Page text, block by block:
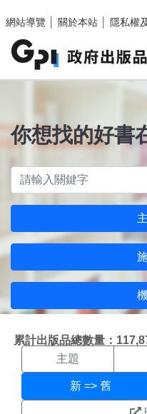
網站導覽
關於本站 隱私權
你想找的好書
累計出版品總數量：
機關搜尋
主題
新 => 舊